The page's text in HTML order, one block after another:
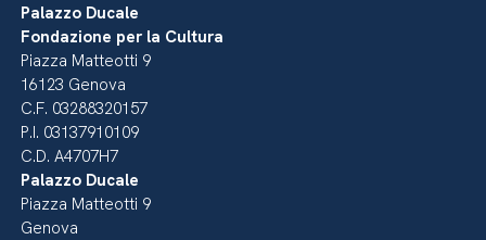
Palazzo Ducale
Fondazione per la Cultura
Piazza Matteotti 9
16123 Genova
C.F. 03288320157
P.I. 03137910109
C.D. A4707H7
Palazzo Ducale
Piazza Matteotti 9
Genova